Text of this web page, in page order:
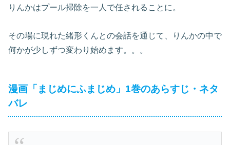
りんかはプール掃除を一人で任されることに。
その場に現れた緒形くんとの会話を通じて、りんかの中で
何かが少しずつ変わり始めます。。。
漫画「まじめにふまじめ」1巻のあらすじ・ネタ
バレ